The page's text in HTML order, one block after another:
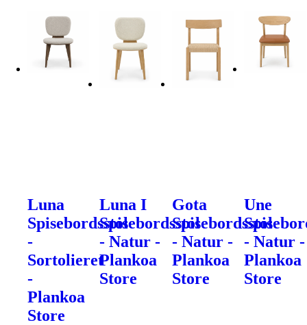
Luna
Spisebordsstol
-
Sortolieret
-
Plankoa
Store
Luna I
Spisebordsstol
- Natur -
Plankoa
Store
Gota
Spisebordsstol
- Natur -
Plankoa
Store
Une
- Natur -
Plankoa
Store